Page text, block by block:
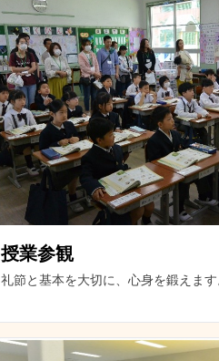
授業参観
礼節と基本を大切に、心身を鍛えます